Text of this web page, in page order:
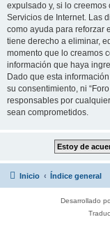
expulsado y, si lo
Servicios de Internet. Las
como ayuda para reforzar
tiene derecho a eliminar,
momento que lo creamos
información que haya
Dado que esta
su consentimiento, ni
responsables por
sean comprometidos.
Inicio Índice general
Desarrollado